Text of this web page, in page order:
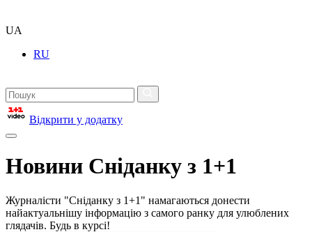
UA
RU
Відкрити у додатку
Новини Сніданку з 1+1
Журналісти "Сніданку з 1+1" намагаються донести
найактуальнішу інформацію з самого ранку для улюблених
глядачів. Будь в курсі!